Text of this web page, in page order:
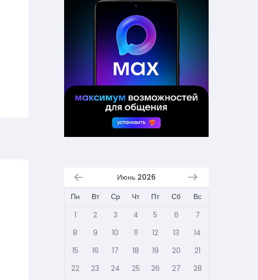
Июнь 2026
Пн
Вт Ср Чт Пт Сб
Вс
1
2 3 4 5 6
7
8
9 10 11 12 13
14
15
16 17 18 19 20
21
22
23 24 25 26 27
28